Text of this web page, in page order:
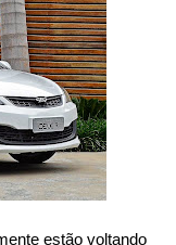
estão voltando